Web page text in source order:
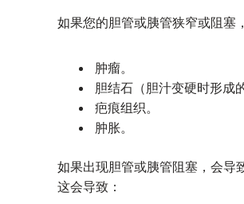
如果您的胆管或胰管狭窄或阻塞
肿瘤。
胆结石（胆汁变硬时形成
疤痕组织。
肿胀。
如果出现胆管或胰管阻塞，会导
这会导致：